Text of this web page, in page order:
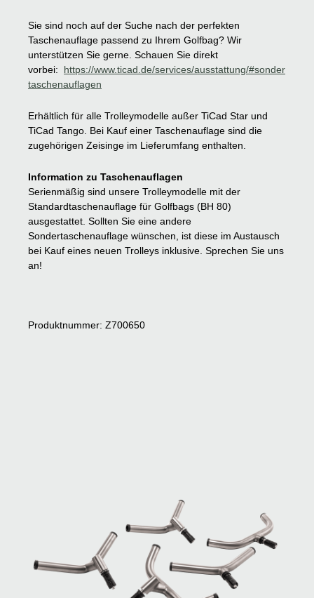
Sie sind noch auf der Suche nach der perfekten
Taschenauflage passend zu Ihrem Golfbag? Wir
unterstützen Sie gerne. Schauen Sie direkt
vorbei: https://www.ticad.de/services/ausstattung/#sonder
taschenauflagen
Erhältlich für alle Trolleymodelle außer TiCad Star und
TiCad Tango. Bei Kauf einer Taschenauflage sind die
zugehörigen Zeisinge im Lieferumfang enthalten.
Information zu Taschenauflagen
Serienmäßig sind unsere Trolleymodelle mit der
Standardtaschenauflage für Golfbags (BH 80)
ausgestattet. Sollten Sie eine andere
Sondertaschenauflage wünschen, ist diese im Austausch
bei Kauf eines neuen Trolleys inklusive. Sprechen Sie uns
an!
Produktnummer: Z700650